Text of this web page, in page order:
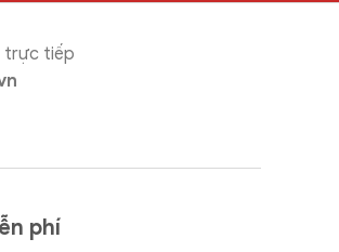
trực tiếp
phí